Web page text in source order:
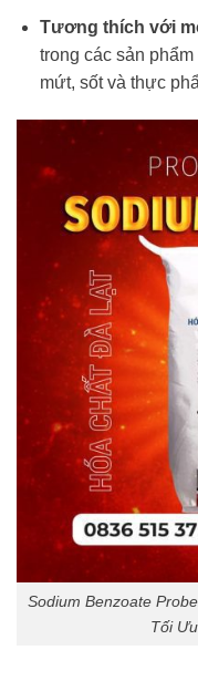
Tương thích với
trong các sản
mứt, sốt và thực
Sodium Benzoate
Tối